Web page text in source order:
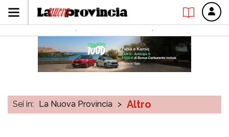
Sei in: La Nuova Provincia > Altro